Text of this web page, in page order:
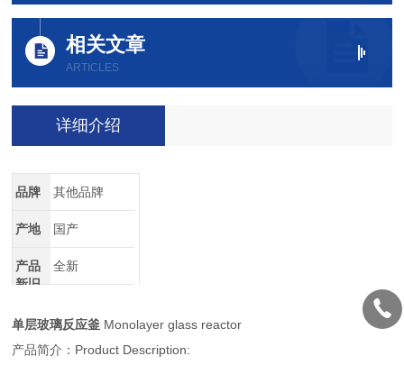
相关文章
ARTICLES
详细介绍
品牌 其他品牌
产地 国产
产品
新旧
全新
单层玻璃反应釜 Monolayer glass reactor
产品简介：Product Description: